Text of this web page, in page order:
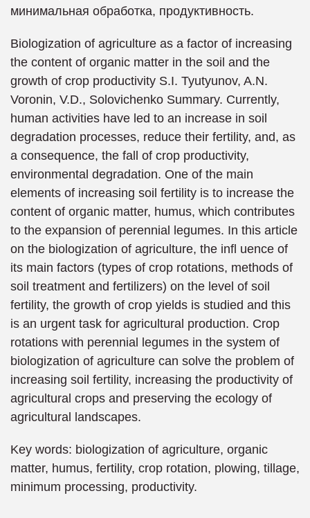
минимальная обработка, продуктивность.
Biologization of agriculture as a factor of increasing
the content of organic matter in the soil and the
growth of crop productivity S.I. Tyutyunov, A.N.
Voronin, V.D., Solovichenko Summary. Currently,
human activities have led to an increase in soil
degradation processes, reduce their fertility, and, as
a consequence, the fall of crop productivity,
environmental degradation. One of the main
elements of increasing soil fertility is to increase the
content of organic matter, humus, which contributes
to the expansion of perennial legumes. In this article
on the biologization of agriculture, the infl uence of
its main factors (types of crop rotations, methods of
soil treatment and fertilizers) on the level of soil
fertility, the growth of crop yields is studied and this
is an urgent task for agricultural production. Crop
rotations with perennial legumes in the system of
biologization of agriculture can solve the problem of
increasing soil fertility, increasing the productivity of
agricultural crops and preserving the ecology of
agricultural landscapes.
Key words: biologization of agriculture, organic
matter, humus, fertility, crop rotation, plowing, tillage,
minimum processing, productivity.